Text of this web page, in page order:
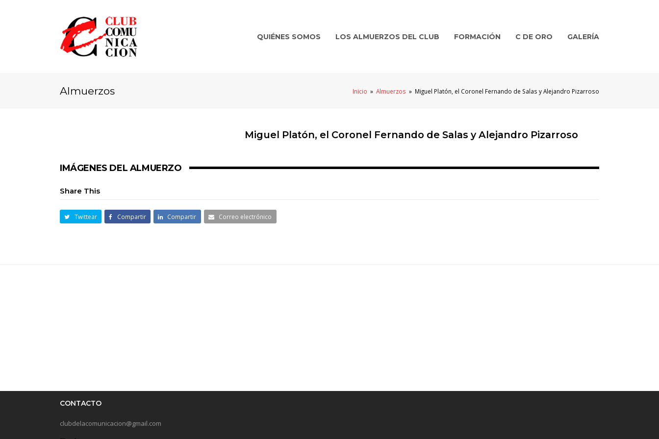
QUIÉNES SOMOS LOS ALMUERZOS DEL CLUB FORMACIÓN C DE ORO GALERÍA
Almuerzos Inicio » Almuerzos » Miguel Platón, el Coronel Fernando de Salas y Alejandro Pizarroso
Miguel Platón, el Coronel Fernando de Salas y Alejandro Pizarroso
IMÁGENES DEL ALMUERZO
Share This
Twittear Compartir Compartir Correo electrónico
CONTACTO
clubdelacomunicacion@gmail.com